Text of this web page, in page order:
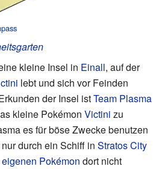
kleine Insel in Einall, auf der
lebt und sich vor Feinden
der Insel istTeam Plasma
kleine Pokémon Victini zu
es für böse Zwecke benutzen
durch ein Schiff in Stratos City
eigenen Pokémon dort nicht